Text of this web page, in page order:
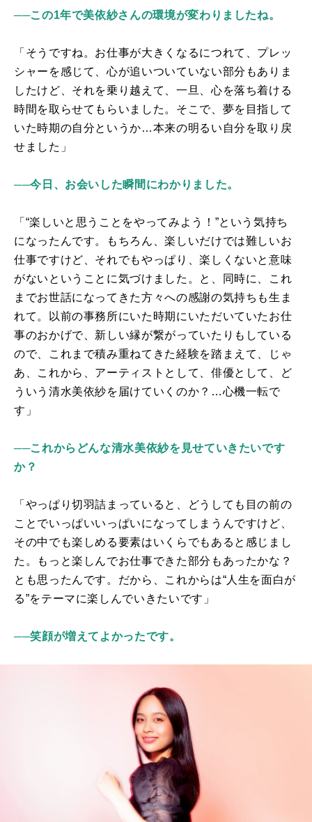
──この1年で美依紗さんの環境が変わりましたね。
「そうですね。お仕事が大きくなるにつれて、プレッ
シャーを感じて、心が追いついていない部分もありま
したけど、それを乗り越えて、一旦、心を落ち着ける
時間を取らせてもらいました。そこで、夢を目指して
いた時期の自分というか…本来の明るい自分を取り戻
せました」
──今日、お会いした瞬間にわかりました。
「“楽しいと思うことをやってみよう！”という気持ち
になったんです。もちろん、楽しいだけでは難しいお
仕事ですけど、それでもやっぱり、楽しくないと意味
がないということに気づけました。と、同時に、これ
までお世話になってきた方々への感謝の気持ちも生ま
れて。以前の事務所にいた時期にいただいていたお仕
事のおかげで、新しい縁が繋がっていたりもしている
ので、これまで積み重ねてきた経験を踏まえて、じゃ
あ、これから、アーティストとして、俳優として、ど
ういう清水美依紗を届けていくのか？…心機一転で
す」
──これからどんな清水美依紗を見せていきたいです
か？
「やっぱり切羽詰まっていると、どうしても目の前の
ことでいっぱいいっぱいになってしまうんですけど、
その中でも楽しめる要素はいくらでもあると感じまし
た。もっと楽しんでお仕事できた部分もあったかな？
とも思ったんです。だから、これからは“人生を面白が
る”をテーマに楽しんでいきたいです」
──笑顔が増えてよかったです。